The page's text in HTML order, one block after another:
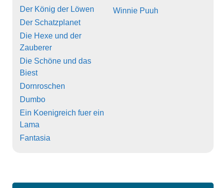
Der König der Löwen
Der Schatzplanet
Die Hexe und der
Zauberer
Die Schöne und das
Biest
Dornroschen
Dumbo
Ein Koenigreich fuer ein
Lama
Fantasia
Winnie Puuh